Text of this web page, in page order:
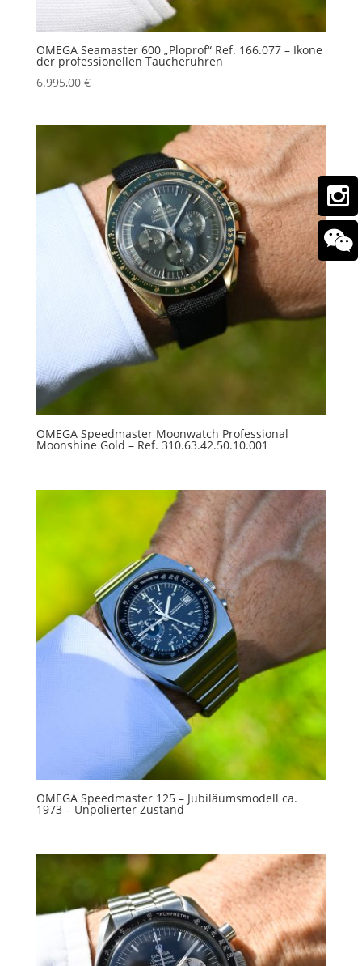
OMEGA Seamaster 600 „Ploprof“ Ref. 166.077 – Ikone
der professionellen Taucheruhren
6.995,00 €
OMEGA Speedmaster Moonwatch Professional
Moonshine Gold – Ref. 310.63.42.50.10.001
OMEGA Speedmaster 125 – Jubiläumsmodell ca.
1973 – Unpolierter Zustand